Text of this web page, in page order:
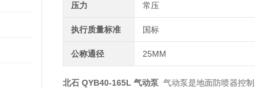
压力 常压
执行质量标准 国标
公称通径 25MM
北石 QYB40-165L 气动泵 气动泵是地面防喷器控